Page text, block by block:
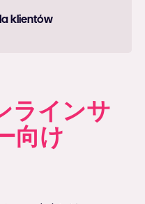
klientów
ラインサ
向け